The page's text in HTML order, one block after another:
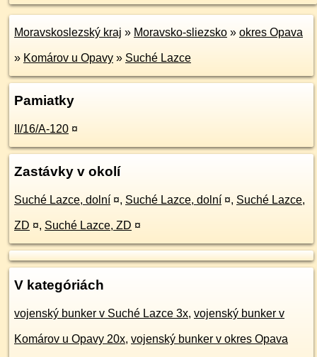
Moravskoslezský kraj » Moravsko-sliezsko » okres Opava
» Komárov u Opavy » Suché Lazce
Pamiatky
II/16/A-120 ¤
Zastávky v okolí
Suché Lazce, dolní ¤, Suché Lazce, dolní ¤, Suché Lazce,
ZD ¤, Suché Lazce, ZD ¤
V kategóriách
vojenský bunker v Suché Lazce 3x, vojenský bunker v
Komárov u Opavy 20x, vojenský bunker v okres Opava